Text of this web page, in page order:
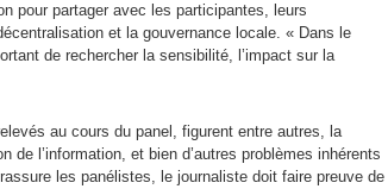
pour partager avec les participantes, leurs
et la gouvernance locale. « Dans le
de rechercher la sensibilité, l’impact sur la
au cours du panel, figurent entre autres, la
l’information, et bien d’autres problèmes inhérents
les panélistes, le journaliste doit faire preuve de